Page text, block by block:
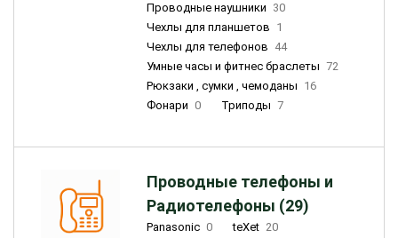
Проводные наушники 30
Чехлы для планшетов 1
Чехлы для телефонов 44
Умные часы и фитнес браслеты 72
Рюкзаки , сумки , чемоданы 16
Фонари 0 Триподы 7
Проводные телефоны и
Радиотелефоны (29)
Panasonic 0 teXet 20